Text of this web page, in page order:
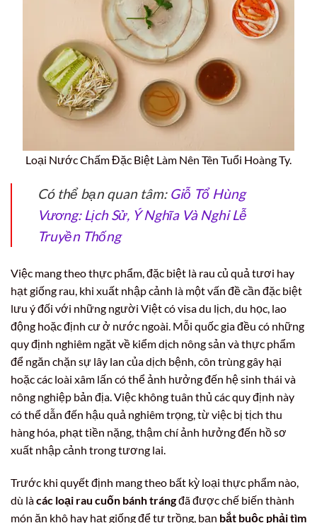
Loại Nước Chấm Đặc Biệt Làm Nên Tên Tuổi Hoàng Ty.
Có thể bạn quan tâm: Giỗ Tổ Hùng
Vương: Lịch Sử, Ý Nghĩa Và Nghi Lễ
Truyền Thống
Việc mang theo thực phẩm, đặc biệt là rau củ quả tươi hay
hạt giống rau, khi xuất nhập cảnh là một vấn đề cần đặc biệt
lưu ý đối với những người Việt có visa du lịch, du học, lao
động hoặc định cư ở nước ngoài. Mỗi quốc gia đều có những
quy định nghiêm ngặt về kiểm dịch nông sản và thực phẩm
để ngăn chặn sự lây lan của dịch bệnh, côn trùng gây hại
hoặc các loài xâm lấn có thể ảnh hưởng đến hệ sinh thái và
nông nghiệp bản địa. Việc không tuân thủ các quy định này
có thể dẫn đến hậu quả nghiêm trọng, từ việc bị tịch thu
hàng hóa, phạt tiền nặng, thậm chí ảnh hưởng đến hồ sơ
xuất nhập cảnh trong tương lai.
Trước khi quyết định mang theo bất kỳ loại thực phẩm nào,
dù làcác loại rau cuốn bánh trángđã được chế biến thành
món ăn khô hay hạt giống để tự trồng, bạn bắt buộc phải tìm